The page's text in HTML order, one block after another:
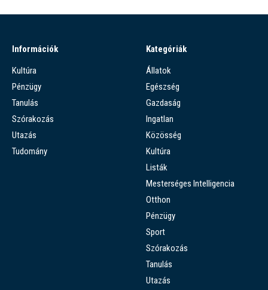
Információk
Kultúra
Pénzügy
Tanulás
Szórakozás
Utazás
Tudomány
Kategóriák
Állatok
Egészség
Gazdaság
Ingatlan
Közösség
Kultúra
Listák
Mesterséges Intelligencia
Otthon
Pénzügy
Sport
Szórakozás
Tanulás
Utazás